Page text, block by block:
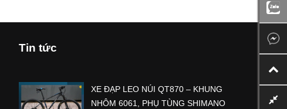
Tin tức
XE ĐẠP LEO NÚI QT870 – KHUNG
NHÔM 6061, PHỤ TÙNG SHIMANO